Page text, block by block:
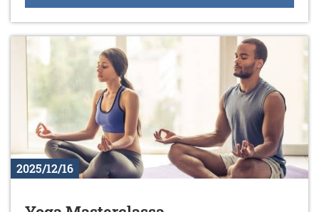
2025/12/16